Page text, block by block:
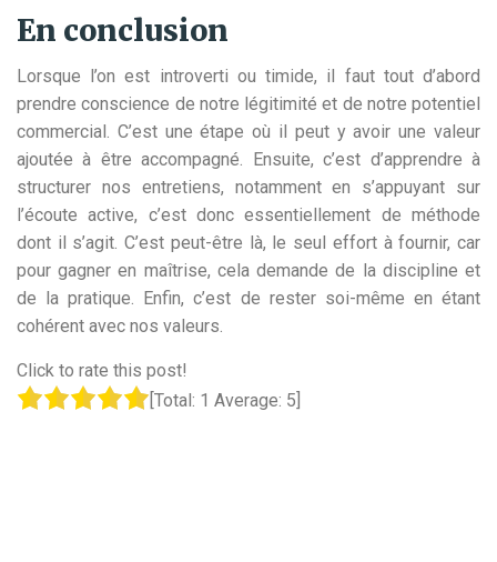
En conclusion
Lorsque l’on est introverti ou timide, il faut tout d’abord
prendre conscience de notre légitimité et de notre potentiel
commercial. C’est une étape où il peut y avoir une valeur
ajoutée à être accompagné. Ensuite, c’est d’apprendre à
structurer nos entretiens, notamment en s’appuyant sur
l’écoute active, c’est donc essentiellement de méthode
dont il s’agit. C’est peut-être là, le seul effort à fournir, car
pour gagner en maîtrise, cela demande de la discipline et
de la pratique. Enfin, c’est de rester soi-même en étant
cohérent avec nos valeurs.
Click to rate this post!
[Total: 1 Average: 5